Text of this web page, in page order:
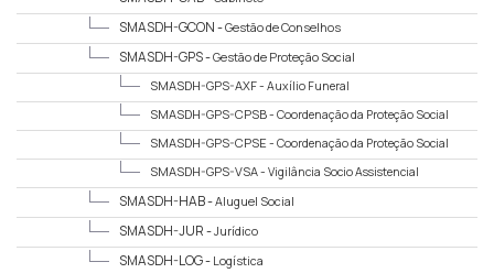
SMASDH-GCON -Gestão de Conselhos
SMASDH-GPS -Gestão de Proteção Social
SMASDH-GPS-AXF - Auxílio Funeral
SMASDH-GPS-CPSB - Coordenação da Proteção Social
SMASDH-GPS-CPSE - Coordenação da Proteção Social
SMASDH-GPS-VSA - Vigilância Socio Assistencial
SMASDH-HAB -Aluguel Social
SMASDH-JUR -Jurídico
SMASDH-LOG - Logística